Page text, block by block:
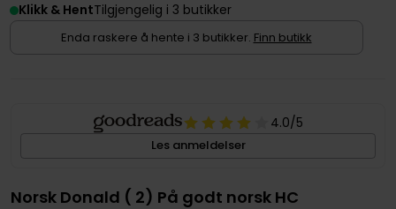
Klikk & HentTilgjengelig i 3 butikker
Enda raskere å hente i 3 butikker. Finn butikk
4.0/5
Les anmeldelser
Norsk Donald ( 2) På godt norsk HC